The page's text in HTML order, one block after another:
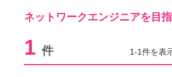
ネットワークエンジニアを目
1 件 1-1件を表